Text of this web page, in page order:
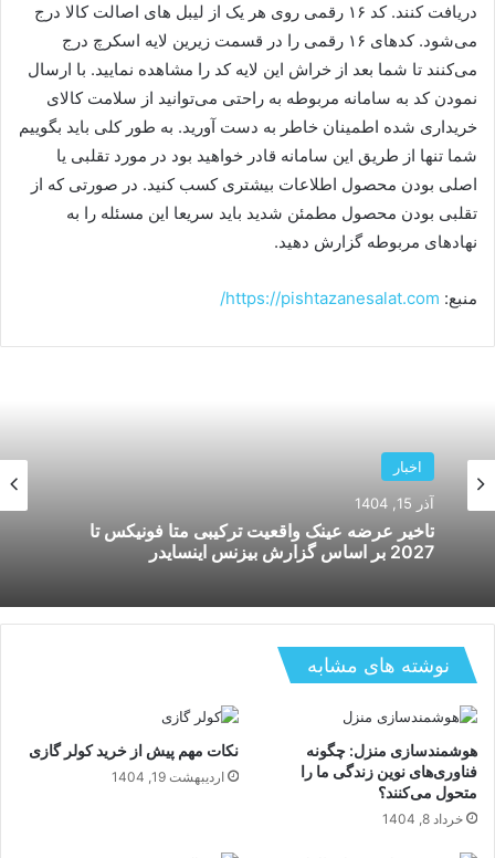
دریافت کنند. کد ۱۶ رقمی روی هر یک از لیبل ‌های اصالت کالا درج
می‌شود. کدهای ۱۶ رقمی را در قسمت زیرین لایه اسکرچ درج
می‌کنند تا شما بعد از خراش این لایه کد را مشاهده نمایید. با ارسال
نمودن کد به سامانه مربوطه به راحتی می‌توانید از سلامت کالای
خریداری شده اطمینان خاطر به دست آورید. به طور کلی باید بگوییم
شما تنها از طریق این سامانه قادر خواهید بود در مورد تقلبی یا
اصلی بودن محصول اطلاعات بیشتری کسب کنید. در صورتی که از
تقلبی بودن محصول مطمئن شدید باید سریعا این مسئله را به
نهادهای مربوطه گزارش دهید.
منبع: https://pishtazanesalat.com/
اخبار
آذر 15, 1404
تاخیر عرضه عینک واقعیت ترکیبی متا فونیکس تا
2027 بر اساس گزارش بیزنس اینسایدر
نوشته های مشابه
هوشمندسازی منزل: چگونه
فناوری‌های نوین زندگی ما را
متحول می‌کنند؟
خرداد 8, 1404
نکات مهم پیش از خرید کولر گازی
اردیبهشت 19, 1404